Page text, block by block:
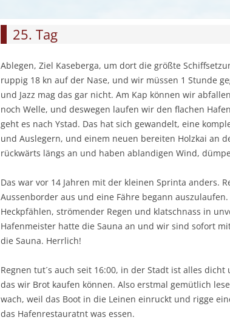
25. Tag
Ablegen, Ziel Kaseberga, um dort die größte
ruppig 18 kn auf der Nase, und wir müssen 1 Stunde
und Jazz mag das gar nicht. Am Kap können wir
noch Welle, und deswegen laufen wir den flachen
geht es nach Ystad. Das hat sich gewandelt, eine
und Auslegern, und einem neuen bereiten Holzkai an
rückwärts längs an und haben ablandigen Wind,
Das war vor 14 Jahren mit der kleinen Sprinta anders.
Aussenborder aus und eine Fähre begann
Heckpfählen, strömender Regen und klatschnass in
Hafenmeister hatte die Sauna an und wir sind sofort
die Sauna. Herrlich!
Regnen tut´s auch seit 16:00, in der Stadt ist alles
das wir Brot kaufen können. Also erstmal gemütlich
wach, weil das Boot in die Leinen einruckt und rigge
das Hafenrestauratnt was essen.